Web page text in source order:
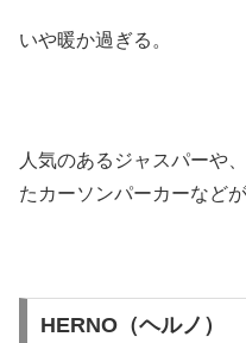
いや暖か過ぎる。
人気のあるジャスパーや
たカーソンパーカーなど
HERNO（ヘルノ）